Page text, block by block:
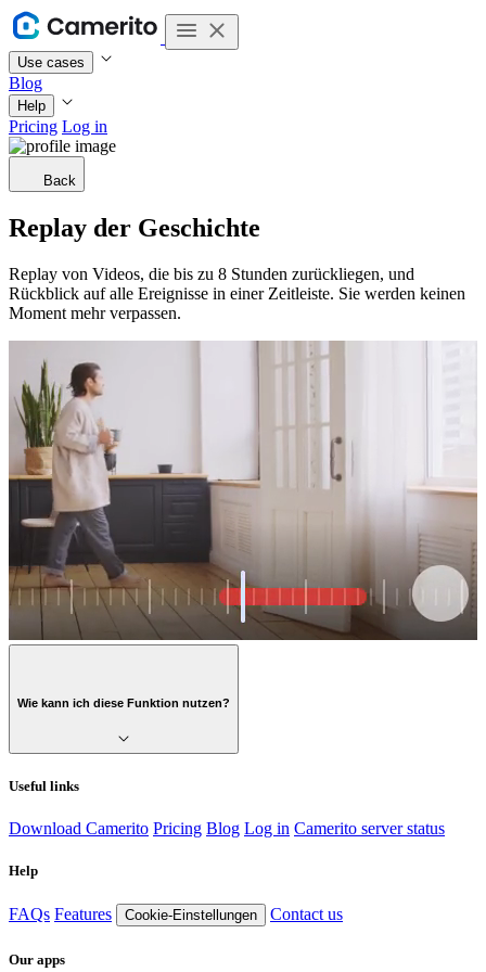
Use cases
Blog
Help
Pricing Log in
Back
Replay der Geschichte
Replay von Videos, die bis zu 8 Stunden zurückliegen, und
Rückblick auf alle Ereignisse in einer Zeitleiste. Sie werden keinen
Moment mehr verpassen.
Wie kann ich diese Funktion nutzen?
Useful links
Download Camerito Pricing Blog Log in Camerito server status
Help
FAQs Features Cookie-Einstellungen Contact us
Our apps